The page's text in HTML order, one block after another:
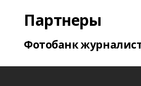
Партнеры
Фотобанк